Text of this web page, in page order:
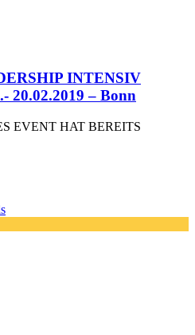
INTENSIV
20.02.2019 – Bonn
EVENT HAT BEREITS